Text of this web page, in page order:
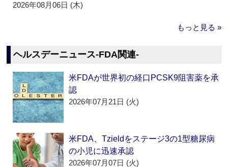
2026年08月06日 (木)
もっと見る »
ヘルスデーニュース‐FDA関連‐
米FDAが世界初の経口PCSK9阻害薬を承
認
2026年07月21日 (火)
米FDA、Tzieldをステージ3の1型糖尿病
の小児に迅速承認
2026年07月07日 (火)